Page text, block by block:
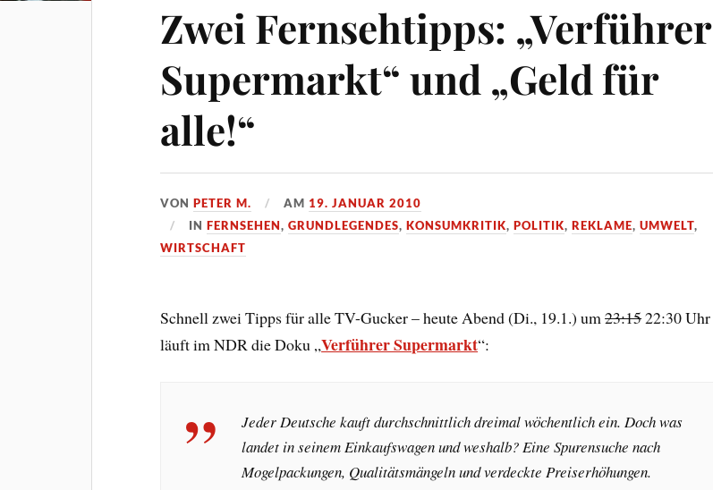
Zwei Fernsehtipps: „Verführer
Supermarkt“ und „Geld für
alle!“
VONPETER M. AM 19. JANUAR 2010
INFERNSEHEN,GRUNDLEGENDES,KONSUMKRITIK,POLITIK,REKLAME,UMWELT,
WIRTSCHAFT
Schnell zwei Tipps für alle TV-Gucker – heute Abend (Di., 19.1.) um23:1522:30 Uhr
läuft im NDR die Doku „Verführer Supermarkt“:
Jeder Deutsche kauft durchschnittlich dreimal wöchentlich ein. Doch was
landet in seinem Einkaufswagen und weshalb? Eine Spurensuche nach
Mogelpackungen, Qualitätsmängeln und verdeckte Preiserhöhungen.